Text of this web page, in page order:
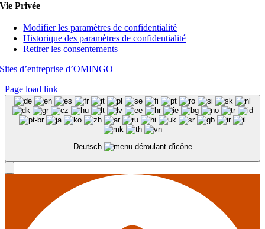
Vie Privée
Modifier les paramètres de confidentialité
Historique des paramètres de confidentialité
Retirer les consentements
Sites d’entreprise d’OMINGO
Page load link
Deutsch